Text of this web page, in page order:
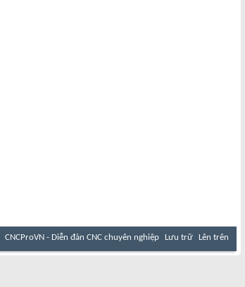
CNCProVN - Diễn đàn CNC chuyên nghiệp Lưu trữ Lên trên